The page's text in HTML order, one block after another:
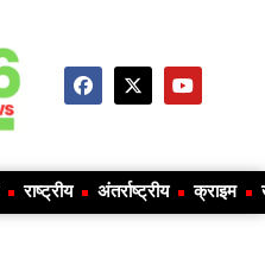
राष्ट्रीय अंतर्राष्ट्रीय क्राइम